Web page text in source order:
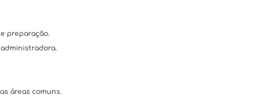
preparação.
áreas comuns.